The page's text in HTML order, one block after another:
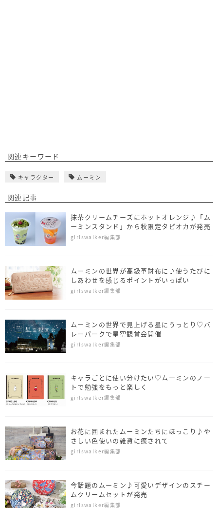
関連キーワード
キャラクター ムーミン
関連記事
抹茶クリームチーズにホットオレンジ♪「ム
ーミンスタンド」から秋限定タピオカが発売
girlswalker編集部
ムーミンの世界が高級革財布に♪使うたびに
しあわせを感じるポイントがいっぱい
girlswalker編集部
ムーミンの世界で見上げる星にうっとり♡バ
レーパークで星空観賞会開催
girlswalker編集部
キャラごとに使い分けたい♡ムーミンのノー
トで勉強をもっと楽しく
girlswalker編集部
お花に囲まれたムーミンたちにほっこり♪や
さしい色使いの雑貨に癒されて
girlswalker編集部
今話題のムーミン♪可愛いデザインのスチー
ムクリームセットが発売
girlswalker編集部